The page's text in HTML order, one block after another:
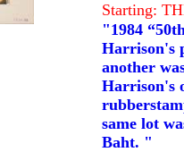
Starting:
"1984
Harrison's
another
Harrison's
same lot
Baht. "